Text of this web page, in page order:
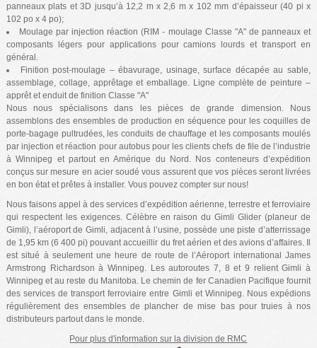
panneaux plats et 3D jusqu’à 12,2 m x 2,6 m x 102 mm d’épaisseur (40 pi x
102 po x 4 po);
Moulage par injection réaction (RIM - moulage Classe "A" de panneaux et
composants légers pour applications pour camions lourds et transport en
général.
Finition post-moulage – ébavurage, usinage, surface décapée au sable,
assemblage, collage, apprêtage et emballage. Ligne complète de peinture –
apprêt et enduit de finition Classe "A"
Nous nous spécialisons dans les pièces de grande dimension. Nous
assemblons des ensembles de production en séquence pour les coquilles de
porte-bagage pultrudées, les conduits de chauffage et les composants moulés
par injection et réaction pour autobus pour les clients chefs de file de l’industrie
à Winnipeg et partout en Amérique du Nord. Nos conteneurs d’expédition
conçus sur mesure en acier soudé vous assurent que vos pièces seront livrées
en bon état et prêtes à installer. Vous pouvez compter sur nous!
Nous faisons appel à des services d’expédition aérienne, terrestre et ferroviaire
qui respectent les exigences. Célèbre en raison du Gimli Glider (planeur de
Gimli), l’aéroport de Gimli, adjacent à l’usine, possède une piste d’atterrissage
de 1,95 km (6 400 pi) pouvant accueillir du fret aérien et des avions d’affaires. Il
est situé à seulement une heure de route de l’Aéroport international James
Armstrong Richardson à Winnipeg. Les autoroutes 7, 8 et 9 relient Gimli à
Winnipeg et au reste du Manitoba. Le chemin de fer Canadien Pacifique fournit
des services de transport ferroviaire entre Gimli et Winnipeg. Nous expédions
régulièrement des ensembles de plancher de mise bas pour truies à nos
distributeurs partout dans le monde.
Pour plus d'information sur la division de RMC